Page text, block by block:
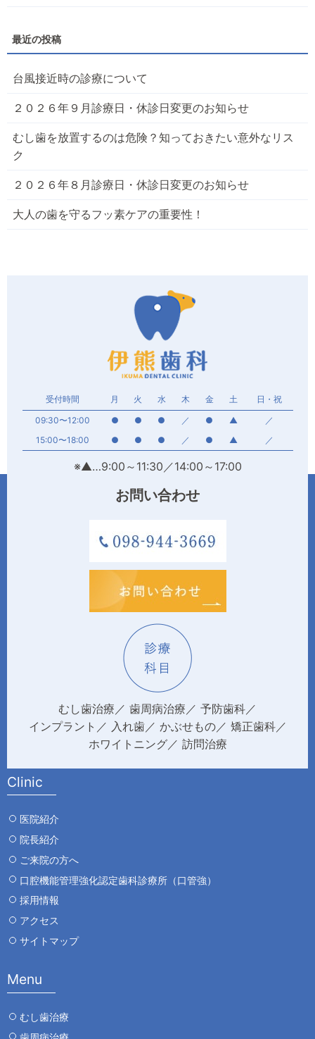
台風接近時の診療について
２０２６年９月診療日・休診日変更のお知らせ
むし歯を放置するのは危険？知っておきたい意外なリス
ク
２０２６年８月診療日・休診日変更のお知らせ
大人の歯を守るフッ素ケアの重要性！
受付時間 月 火 水 木 金 土
日・祝
09:30〜12:00
● ● ● ／ ● ▲
／
15:00〜18:00
● ● ● ／ ● ▲ ／
※▲…9:00～11:30／14:00～17:00
お問い合わせ
むし歯治療 歯周病治療
予防歯科
インプラント
入れ歯 かぶせもの
矯正歯科
ホワイトニング
訪問治療
Clinic
医院紹介
院長紹介
ご来院の方へ
口腔機能管理強化認定歯科診療所（口管強）
採用情報
アクセス
サイトマップ
Menu
むし歯治療